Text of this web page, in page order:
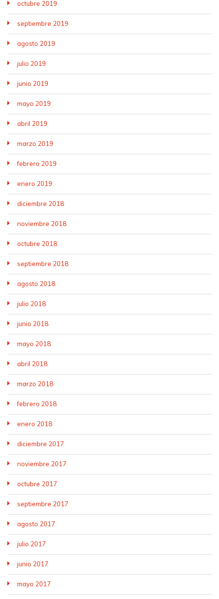
octubre 2019
septiembre 2019
agosto 2019
julio 2019
junio 2019
mayo 2019
abril 2019
marzo 2019
febrero 2019
enero 2019
diciembre 2018
noviembre 2018
octubre 2018
septiembre 2018
agosto 2018
julio 2018
junio 2018
mayo 2018
abril 2018
marzo 2018
febrero 2018
enero 2018
diciembre 2017
noviembre 2017
octubre 2017
septiembre 2017
agosto 2017
julio 2017
junio 2017
mayo 2017